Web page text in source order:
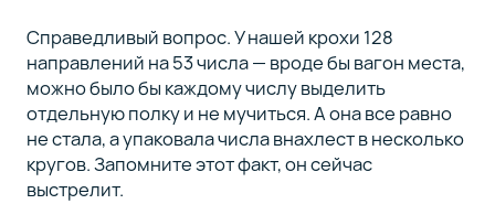
Справедливый вопрос. У нашей крохи 128
направлений на 53 числа — вроде бы вагон места,
можно было бы каждому числу выделить
отдельную полку и не мучиться. А она все равно
не стала, а упаковала числа внахлест в несколько
кругов. Запомните этот факт, он сейчас
выстрелит.